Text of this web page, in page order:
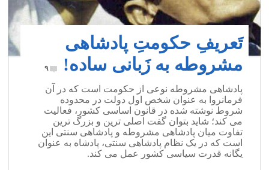
تَعریفِ حکومتِ پادشاهی
مشروطه به زَبانی ساده!
۹
پادشاهی مشروطه نوعی از حکومت است که در آن
فرمانروا به عنوان شخص اول دولت در محدوده
شروط نوشته شده در قانون اساسی کشور، فعالیت
می کند؛ شاید بتوان گفت اصلی ترین و بزرگ ترین
تفاوت میان پادشاهی مشروطه و پادشاهی سنتی این
است که در یک نظام پادشاهی سنتی، پادشاه به عنوان
یگانه قدرت سیاسی کشور عمل می کند.